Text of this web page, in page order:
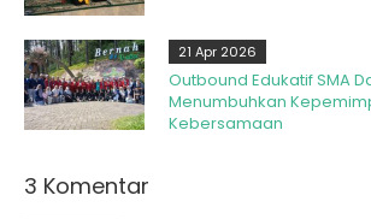
21 Apr 2026
Outbound Edukatif SMA
Menumbuhkan
Kebersamaan
3 Komentar